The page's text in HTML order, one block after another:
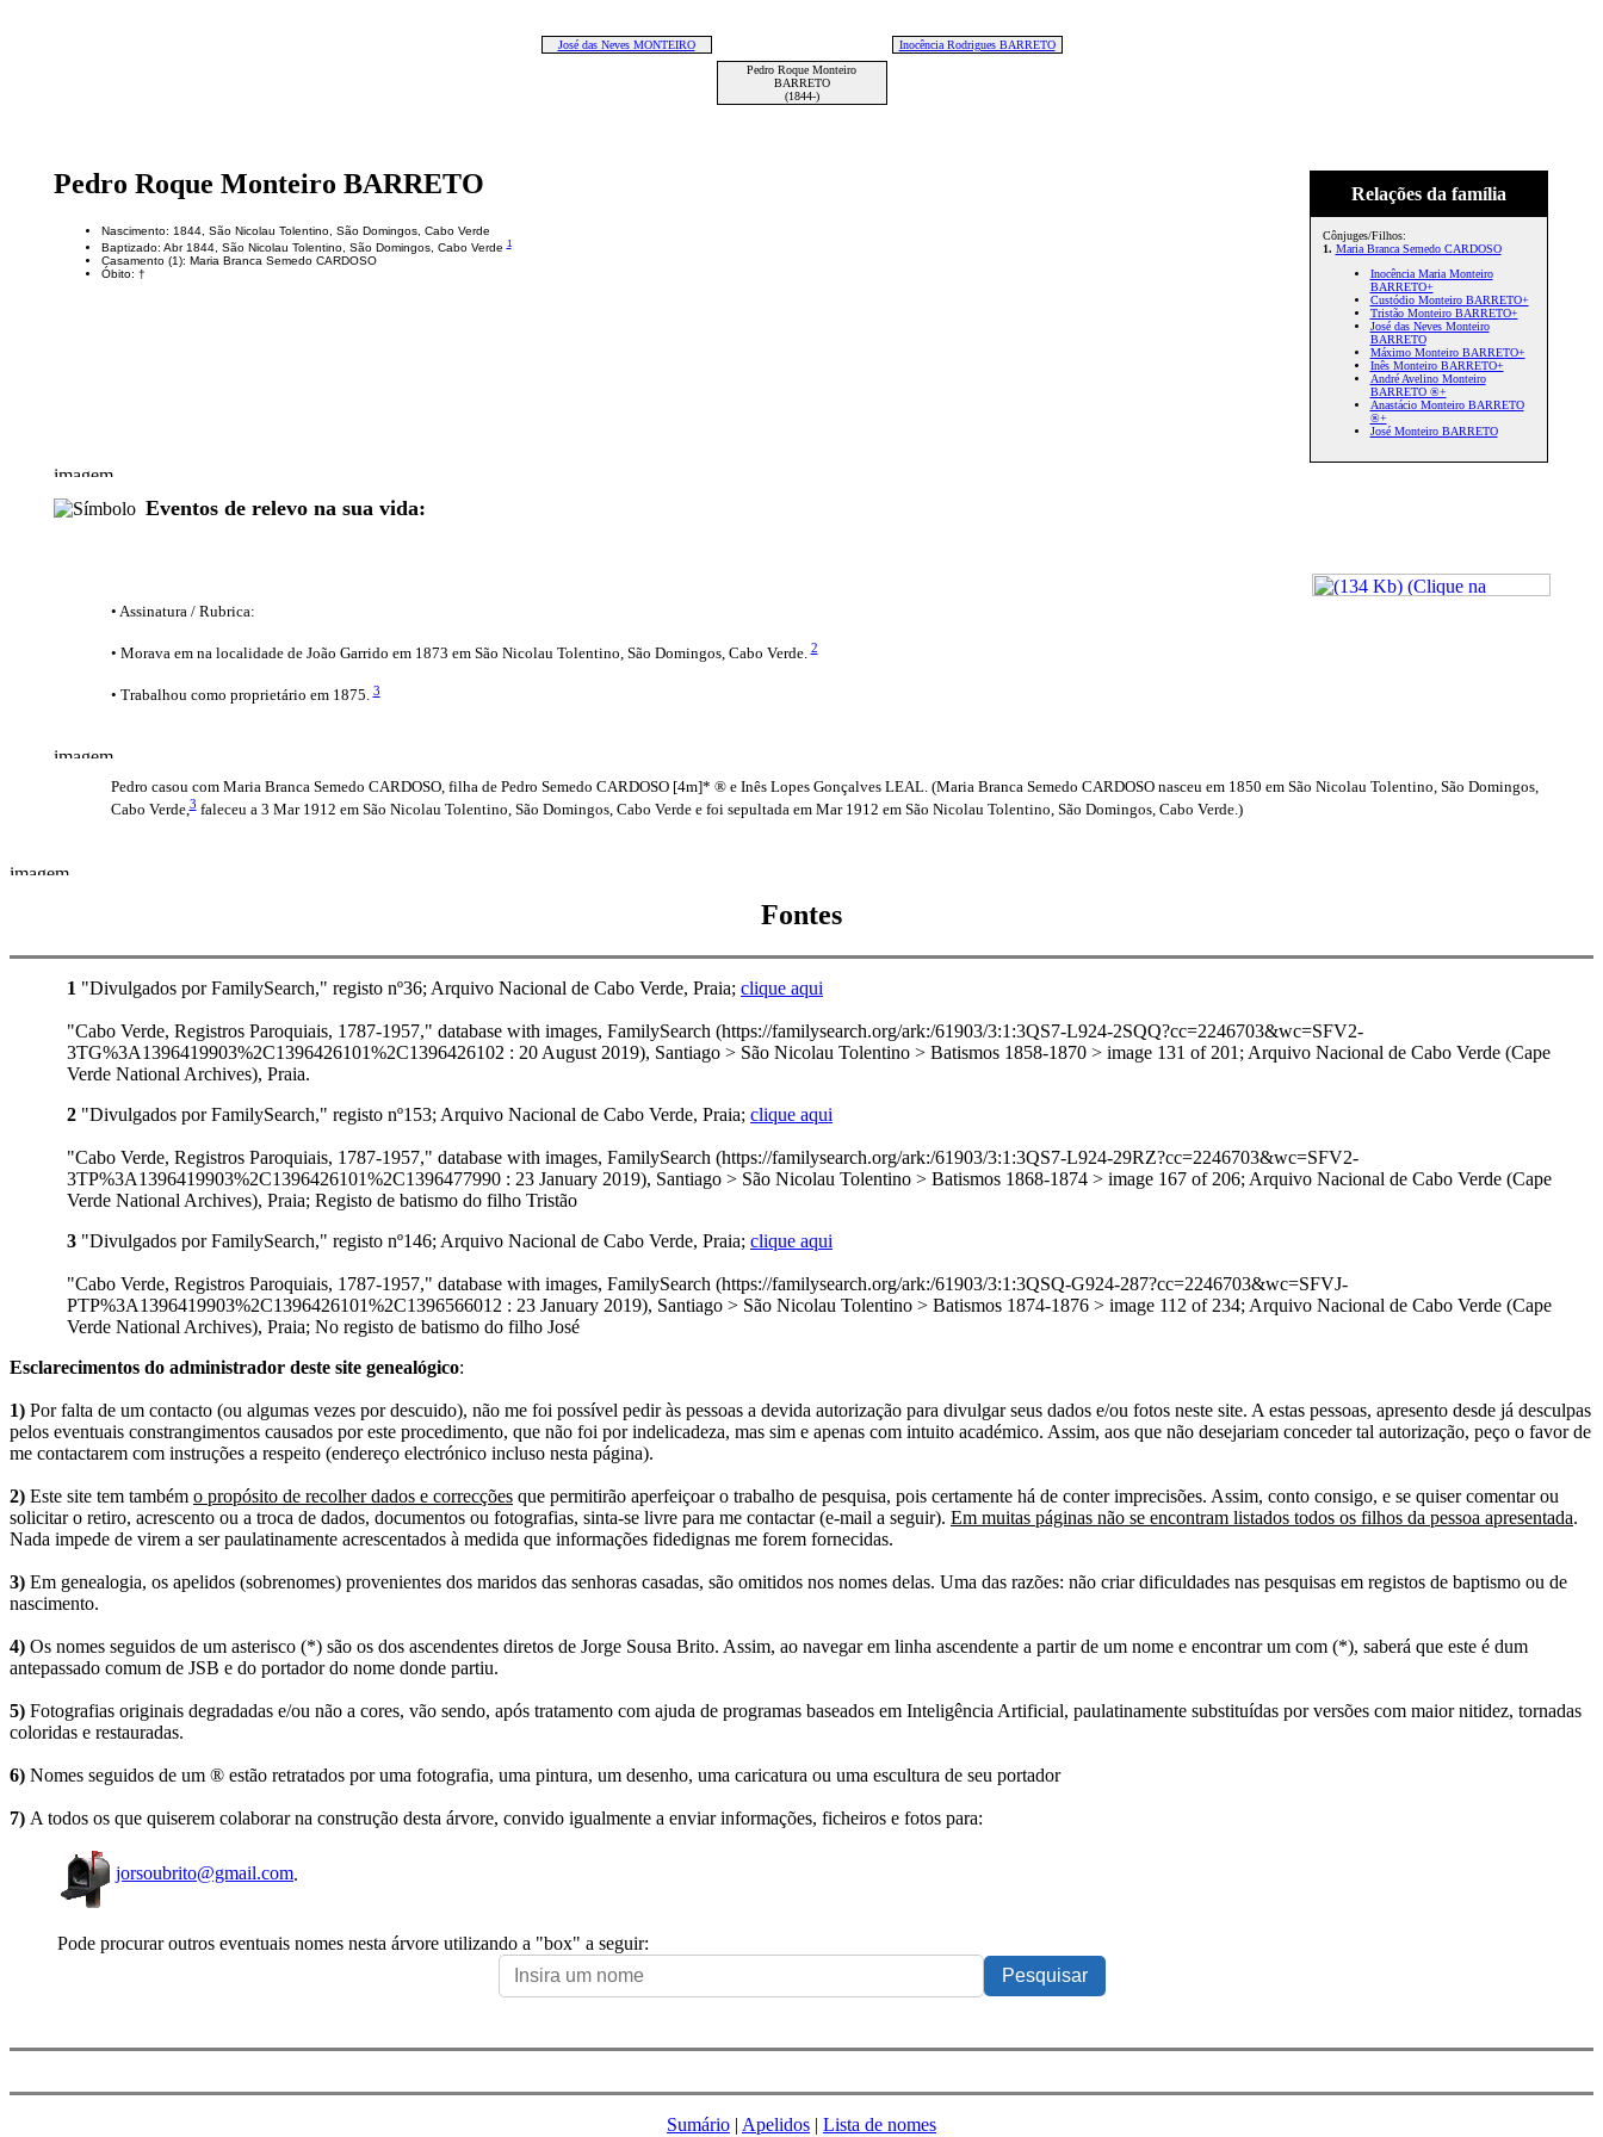
José das Neves MONTEIRO
Inocência Rodrigues BARRETO
Pedro Roque Monteiro
BARRETO
(1844-)
Relações da família
Cônjuges/Filhos:
1. Maria Branca Semedo CARDOSO
Inocência Maria Monteiro
BARRETO+
Custódio Monteiro BARRETO+
Tristão Monteiro BARRETO+
José das Neves Monteiro
BARRETO
Máximo Monteiro BARRETO+
Inês Monteiro BARRETO+
André Avelino Monteiro
BARRETO ®+
Anastácio Monteiro BARRETO
®+
José Monteiro BARRETO
Pedro Roque Monteiro BARRETO
Nascimento: 1844, São Nicolau Tolentino, São Domingos, Cabo Verde
Baptizado: Abr 1844, São Nicolau Tolentino, São Domingos, Cabo Verde1
Casamento (1): Maria Branca Semedo CARDOSO
Óbito: †
Eventos de relevo na sua vida:
• Assinatura / Rubrica:
• Morava em na localidade de João Garrido em 1873 em São Nicolau Tolentino, São Domingos, Cabo Verde.2
• Trabalhou como proprietário em 1875.3
Pedro casou com Maria Branca Semedo CARDOSO, filha de Pedro Semedo CARDOSO [4m]* ® e Inês Lopes Gonçalves LEAL. (Maria Branca Semedo CARDOSO nasceu em 1850 em São Nicolau Tolentino, São Domingos,
Cabo Verde,3faleceu a 3 Mar 1912 em São Nicolau Tolentino, São Domingos, Cabo Verde e foi sepultada em Mar 1912 em São Nicolau Tolentino, São Domingos, Cabo Verde.)
Fontes
1 "Divulgados por FamilySearch," registo nº36; Arquivo Nacional de Cabo Verde, Praia; clique aqui
"Cabo Verde, Registros Paroquiais, 1787-1957," database with images, FamilySearch (https://familysearch.org/ark:/61903/3:1:3QS7-L924-2SQQ?cc=2246703&wc=SFV2-
3TG%3A1396419903%2C1396426101%2C1396426102 : 20 August 2019), Santiago > São Nicolau Tolentino > Batismos 1858-1870 > image 131 of 201; Arquivo Nacional de Cabo Verde (Cape
Verde National Archives), Praia.
2 "Divulgados por FamilySearch," registo nº153; Arquivo Nacional de Cabo Verde, Praia; clique aqui
"Cabo Verde, Registros Paroquiais, 1787-1957," database with images, FamilySearch (https://familysearch.org/ark:/61903/3:1:3QS7-L924-29RZ?cc=2246703&wc=SFV2-
3TP%3A1396419903%2C1396426101%2C1396477990 : 23 January 2019), Santiago > São Nicolau Tolentino > Batismos 1868-1874 > image 167 of 206; Arquivo Nacional de Cabo Verde (Cape
Verde National Archives), Praia; Registo de batismo do filho Tristão
3 "Divulgados por FamilySearch," registo nº146; Arquivo Nacional de Cabo Verde, Praia; clique aqui
"Cabo Verde, Registros Paroquiais, 1787-1957," database with images, FamilySearch (https://familysearch.org/ark:/61903/3:1:3QSQ-G924-287?cc=2246703&wc=SFVJ-
PTP%3A1396419903%2C1396426101%2C1396566012 : 23 January 2019), Santiago > São Nicolau Tolentino > Batismos 1874-1876 > image 112 of 234; Arquivo Nacional de Cabo Verde (Cape
Verde National Archives), Praia; No registo de batismo do filho José
Esclarecimentos do administrador deste site genealógico:
1) Por falta de um contacto (ou algumas vezes por descuido), não me foi possível pedir às pessoas a devida autorização para divulgar seus dados e/ou fotos neste site. A estas pessoas, apresento desde já desculpas
pelos eventuais constrangimentos causados por este procedimento, que não foi por indelicadeza, mas sim e apenas com intuito académico. Assim, aos que não desejariam conceder tal autorização, peço o favor de
me contactarem com instruções a respeito (endereço electrónico incluso nesta página).
2) Este site tem também o propósito de recolher dados e correcções que permitirão aperfeiçoar o trabalho de pesquisa, pois certamente há de conter imprecisões. Assim, conto consigo, e se quiser comentar ou
solicitar o retiro, acrescento ou a troca de dados, documentos ou fotografias, sinta-se livre para me contactar (e-mail a seguir). Em muitas páginas não se encontram listados todos os filhos da pessoa apresentada.
Nada impede de virem a ser paulatinamente acrescentados à medida que informações fidedignas me forem fornecidas.
3) Em genealogia, os apelidos (sobrenomes) provenientes dos maridos das senhoras casadas, são omitidos nos nomes delas. Uma das razões: não criar dificuldades nas pesquisas em registos de baptismo ou de
nascimento.
4) Os nomes seguidos de um asterisco (*) são os dos ascendentes diretos de Jorge Sousa Brito. Assim, ao navegar em linha ascendente a partir de um nome e encontrar um com (*), saberá que este é dum
antepassado comum de JSB e do portador do nome donde partiu.
5) Fotografias originais degradadas e/ou não a cores, vão sendo, após tratamento com ajuda de programas baseados em Inteligência Artificial, paulatinamente substituídas por versões com maior nitidez, tornadas
coloridas e restauradas.
6) Nomes seguidos de um ® estão retratados por uma fotografia, uma pintura, um desenho, uma caricatura ou uma escultura de seu portador
7) A todos os que quiserem colaborar na construção desta árvore, convido igualmente a enviar informações, ficheiros e fotos para:
jorsoubrito@gmail.com
Pode procurar outros eventuais nomes nesta árvore utilizando a "box" a seguir:
Sumário | Apelidos | Lista de nomes